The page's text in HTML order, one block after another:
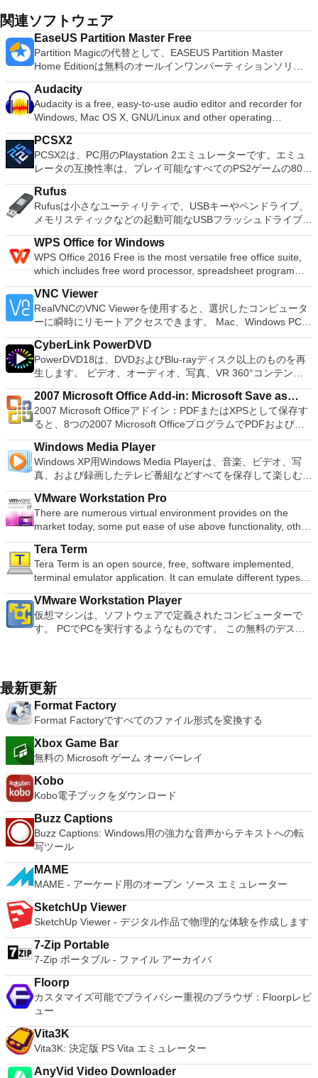
関連ソフトウェア
EaseUS Partition Master Free
Partition Magicの代替として、EASEUS Partition Master
Home Editionは無料のオールインワンパーティションソリュ
ーションおよびディスク管理ユーティリティです。パーティシ
ョンの拡張（特にシステムドライブ用）、ディスク領域の管
理、MBRおよびGUIDパーティションテーブル（GPT）ディス
クのディスク領域不足の問題の解決を可能にします。 パーテ
ィションのサイズ変更/移動システムドライブを拡張するディ
スクとパーティションをコピーパーティションをマージ分割パ
ーティション空き領域を再分配するダイナミックディスクの変
換パーティションを回復する
Audacity
Audacity is a free, easy-to-use audio editor and recorder for
Windows, Mac OS X, GNU/Linux and other operating
systems. You can use Audacity to: Record live audio. Convert
tapes and records into digital recordings or CDs. Edit Ogg
Vorbis, MP3, WAV or AIFF sound files. Cut, copy, splice or mix
sounds together. Change the speed or pitch of a recording.
Add new effects with LADSPA plug-ins. And more!
PCSX2
PCSX2は、PC用のPlaystation 2エミュレーターです。エミュ
レータの互換性率は、プレイ可能なすべてのPS2ゲームの80％
以上を誇っています。かなり強力なコンピューターを所有して
いる場合、PCSX2は優れたエミュレーターです。また、この
アプリケーションはローエンドコンピューターのサポートも提
供するため、Playstation 2コンソールのすべての所有者は、
PCで動作するゲームを見ることができます。 PCSX2エミュレ
ーターを使用すると、PS2コントローラーを使用して、本物の
プレイステーション体験をシミュレートできます。このアプリ
ケーションでは、ディスクからゲームを直接実行することも、
ハードドライブからISOイメージとして実行することもできま
す。 主な機能は次のとおりです。 Savestates：ボタンを1つ
押すだけで、ゲームの現在の「状態」を保存できます。 無制
限のメモリーカード：好きなだけメモリーカードを保存でき、
8MBから64MBまでの単一の物理カードに制限されなくなりま
した。 高解像度グラフィックス：PCSX2を使用すると、
1080pまたは4K HDでゲームをプレイできます。 全体とし
ゲームを高い精度でエミュレートでき、Windowsとエミュレ
ーターを切り替えることができます。欠点は、高速ゲームに苦
労し、時々フリーズまたはクラッシュすることです。* PCSX2
を使用するには、コンソールから抽出できるPlaystation 2
BIOSが必要です。
Rufus
Rufusは小さなユーティリティで、USBキーやペンドライブ、
メモリスティックなどの起動可能なUSBフラッシュドライブを
フォーマットおよび作成できます。 Rufusは、次のシナリオで
役立ちます。 Windows、Linux、およびUEFI用の起動可能な
ISOからUSBインストールメディアを作成する必要がある場
合。 OSがインストールされていないシステムで作業する必要
がある場合。 BIOSまたはその他のファームウェアをDOSから
フラッシュする必要がある場合。 低レベルのユーティリティ
を実行する必要がある場合。 Rufusは次の* ISOで動作しま
す：Arch Linux、Archbang、BartPE / pebuilder、CentOS、
Damn Small Linux、Fedora、FreeDOS、Gentoo、
gNewSense、Hiren&#39;s Boot CD、LiveXP、Knoppix、
Kubuntu、Linux Mint、NT Password Registry Editor、
OpenSUSE、Parted Magic、Slackware、Tails、Trinity
Rescue Kit、Ubuntu、Ultimate Boot CD、Windows XP（SP2
以降）、Windows Server 2003 R2、Windows Vista、
Windows 7、Windows 8。 *このリストは完全ではありませ
ア語、マレーシア語、セシュティナ、ダンスク、ドイツ語、英
語、スペイン語、フランス語、フルバツキー、イタリア語、ラ
トヴィエシュ、リエトゥビウ、マジャール、オランダ、ノルス
ク、ポルスキ、ポルトガル、ポルトガル、スロヴェンスキー、
スロベンツキー、スロヴェンスキーSrpski、Suomi、
Svenska、Türkçe。
WPS Office for Windows
WPS Office 2016 Free is the most versatile free office suite,
which includes free word processor, spreadsheet program
and presentation maker. With these three programs you will
easily be able to deal with any office related tasks. WPS
Office 2016 Free has multiple language support for English,
French, German, Spanish, Portuguese,Russian and Polish
languages. To switch between languages requires only a
single click! Despite being a free suite, WPS Office comes
with many innovative features, such as the paragraph
adjustment tool and multiple tabbed feature. It also has a PDF
converter, spell check and word count feature. WPS Office
2016 Personal Edition supports switching language UI,File
Roaming and Docer online templates. Key features include:
Writer Efficient word processor. Presentation Multimedia
presentations creator. Spreadsheets Powerful tool for data
processing and analysis. 100% compatible with MS Office
document file types (.docx, .pptx, .xlsx, etc.). Thousands of
support (iOS and Android). WPS Cloud Storage included.
Although it is a free suite, WPS Office 2016 Free comes with
many innovative features, including a useful a paragraph
adjustment tool int he Writer program. It has an Office to PDF
converter, automatic spell checking and word count features.
It also has some neat tools such as the Watermark in
document, and converting PowerPoint to Word document
support. Overall, WPS Office 2016 Free is a good alternative
to Microsoft's offering. The Writer program is a versatile word
processor; the Presentation program is an easy to use and
effective slide show maker that helps you to create impressive
VNC Viewer
RealVNCのVNC Viewerを使用すると、選択したコンピュータ
ーに瞬時にリモートアクセスできます。 Mac、Windows PC、
またはLinuxマシン、世界中のどこからでも。 VNC Viewerを
使用すると、コンピューターのデスクトップを表示したり、コ
ンピューターの前に直接座っているかのようにマウスとキーボ
ードを制御したりできます。 VNC Viewerは、インストールと
使用が簡単です。制御したいデバイスでインストーラーを実行
し、指示に従ってください。オプションで、Windowsでのリ
モート展開に使用可能なMSIがあります。デスクトッププラッ
トフォームにVNC Viewerをインストールする権限がない場合
は、スタンドアロンオプションを選択する必要があります。
主な機能は次のとおりです。 クラウドサービスを介してVNC
Connectを実行しているコンピューターに接続します。 Apple
Screen Sharing（ARD）などのサードパーティ製のVNC互換
ソフトウェアを実行しているコンピューターに直接接続しま
す。 各デバイスでVNC Viewerにサインインして、すべてのデ
バイス間の接続をバックアップおよび同期します。 仮想キー
の高度なキーが含まれています。 Bluetoothキーボードのサポ
ート。 VNC Connectサブスクリプションには、無料、有料、
試用の3つのバージョンがあります。 制御する必要のあるマシ
ンごとに、RealVNCのWebサイトにアクセスして、各コンピ
ューターにVNC Connectをダウンロードするだけです。次
に、RealVNCアカウントの資格情報を使用して、ローカルマ
シンでVNC Viewerにサインインします。そこから、コンピュ
ューターへのログインに使用するのと同じユーザー名とパスワ
ードを入力するだけです。 WIN 7,8,8.1,10をサポートしま
す。 VNC ViewerのMacバージョンをお探しですか？ここから
ダウンロード
CyberLink PowerDVD
PowerDVD18は、DVDおよびBlu-rayディスク以上のものを再
生します。 ビデオ、オーディオ、写真、VR 360°コンテン
ツ、さらにはYouTubeやVimeoにとっても、PowerDVD18は重
要なエンターテイメントの仲間です。 Ultra HD HDR TVとサ
ラウンドサウンドシステムの可能性を解き放ち、360°ビデオ
の増え続けるコレクションへのアクセスで仮想世界に没頭する
か、PCまたはラップトップでの比類のない再生サポートと独
自の強化により、どこにいても簡単にリラックスできます。
新機能は次のとおりです。 4K DHR向けに最適化 Ultra HD
Blu-ray、4K、HEVC / H.265およびHDR10コンテンツをサポー
ト全画面モードで21：9モニターで2.35：1の映画を見る常時
オンのミニビューでYouTubeライブを見る YouTubeおよび
Vimeoで4K HDRおよび360ビデオを再生 VRエクスペリエンス
の向上：Microsoft Mixed Realityヘッドセット、HTC、VIVE、
およびOculus Riftをサポート Fire TVとキャストのサポート
注：これは商用トライアルです。
2007 Microsoft Office Add-in: Microsoft Save as
PDF or XPS
2007 Microsoft Officeアドイン：PDFまたはXPSとして保存す
ると、8つの2007 Microsoft OfficeプログラムでPDFおよび
XPS形式にエクスポートして保存できます。このツールを使用
すると、これらのプログラムのサブセットでPDF形式および
XPS形式の電子メール添付ファイルとして送信することもでき
ます（特定の機能はプログラムによって異なります）。 この
ダウンロードは、次のOfficeプログラムで動作します。
Microsoft Office Access 2007。 Microsoft Office Excel 2007。
Microsoft Office InfoPath 2007。 Microsoft Office OneNote
2007。 Microsoft Office PowerPoint 2007。 Microsoft Office
Publisher 2007。 Microsoft Office Visio 2007。 Microsoft
Office Word 2007。 2007 Microsoft Officeプログラムのこの
Microsoft Save as PDFまたはXPSアドインは、2007 Microsoft
Office systemソフトウェアの補足条項であり、2007 Microsoft
Office systemソフトウェアのライセンス条項の対象となりま
す。 システム要件：サポートされているオペレーティングシ
ステム。 Windows Server 2003、Windows Vista、Windows
Windows Media Player
Windows XP用Windows Media Playerは、音楽、ビデオ、写
真、および録画したテレビ番組などすべてを保存して楽しむ最
適な機能を搭載しています。 再生、表示、外出先で楽しむた
めのポータブル デバイスとの同期、さらには家中のデバイス
との共有も、すべて1か所で行えます。 シンプルなデザイン -
まったく新しい外観でデジタル エンターテイメントを楽しめ
ます。 大好きな音楽をより多く - デジタル音楽体験がさらに
楽しくなります。 エンターテイメントをすべて1つの場所に -
音楽、ビデオ、写真、録画したテレビ番組をすべて保存して楽
しめます。 どこでも楽しめる - どこにいても音楽、ビデオ、
写真にアクセスできます。
VMware Workstation Pro
There are numerous virtual environment provides on the
market today, some put ease of use above functionality, other
place integration above stability. VMware Workstation Pro is
the easiest to use, the fastest and the most reliable app when
it comes to evaluating a new OS, or new software apps and
patches, in an isolated and safe virtualized environment. Key
Features include: Powerful 3D Graphics - DirectX 10* and
OpenGL 3.3 support. VMware Compatibility - Create one; Run
anywhere on VMware software. vSphere and vCloud Air
Support - Drag and drop VMs between environments.
Haswell CPU support. Enterprise Quality Virtual Machines -
16 vCPUs, 8TB virtual disks, and 64GB memory. Enhanced
IPv6 Support - IPv6-to-IPv4 NAT (6to4 and 4to6). Virtual
Machine Video Memory - Up to 2GB. Enhanced Connectivity -
USB 3.0, Bluetooth, HD audio, printers, and Skype support.
High Resolution Displays - 4K UHD and QHD+ support.
who are a little skeptical about making the leap over to
Windows 10. By utilizing an app like this, you'll get to try out
all of Windows 10's new features in a safe sandboxed
environment, without the need to install the OS natively.
VMware Workstation Pro doesn't just support Microsofts OS,
you can also install Linux VMs, including Ubuntu, Red Hat,
Fedora, and lots of other distributions as well. Overall,
Workstation Pro offers high performance, strong reliability,
and cutting edge features that make it stand out from the
crowd. The full version is a little pricey, but you do get what
you pay for.
Tera Term
Tera Term is an open source, free, software implemented,
terminal emulator application. It can emulate different types of
computer terminals, from DEC VT100 to DEC VT382, and it
supports telnet, SSH 1 & 2 and serial port connections. It also
has a built-in macro scripting language and some other useful
plugins. Key features include: Automatically creates logs with
remote Telnet or SSH hosts. It sports a clean and crisp layout
that is easy to work with. The application does not take a long
time to wrap your head around and is also very light on
system resources. So, if you need a free terminal emulator,
which is easy to master and supports remote Telnet or SSH
host connections then Tera Term is a good choice.
VMware Workstation Player
仮想マシンは、ソフトウェアで定義されたコンピューターで
す。 PCでPCを実行するようなものです。 この無料のデスク
主な機能は次のとおりです。 1台のPCで複数のオペレーティ
ングシステムを同時に実行します。 インストールや構成の問
題なしに、事前構成された製品の利点を体験してください。
ホストコンピューターと仮想マシン間でデータを共有します。
32ビットと64ビットの両方の仮想マシンを実行します。 2-
way Virtual SMPを活用します。 サードパーティの仮想マシン
とイメージを使用します。 ホストコンピューターと仮想マシ
ン間でデータを共有します。 幅広いホストおよびゲストオペ
レーティングシステムのサポート。 USB 2.0デバイスのサポー
ト。 起動時にアプライアンス情報を取得します。 直感的なホ
ームページインターフェイスを介して仮想マシンに簡単にアク
セスできます。 VMware Playerは、Microsoft Virtual Server仮
想マシンまたはMicrosoft Virtual PC仮想マシンもサポートして
最新更新
Format Factory
Format Factoryですべてのファイル形式を変換する
Xbox Game Bar
無料の Microsoft ゲーム オーバーレイ
Kobo
Kobo電子ブックをダウンロード
Buzz Captions
Buzz Captions: Windows用の強力な音声からテキストへの転
写ツール
MAME
MAME - アーケード用のオープン ソース エミュレーター
SketchUp Viewer
SketchUp Viewer - デジタル作品で物理的な体験を作成します
7-Zip Portable
7-Zip ポータブル - ファイル アーカイバ
Floorp
カスタマイズ可能でプライバシー重視のブラウザ：Floorpレビ
ュー
Vita3K
Vita3K: 決定版 PS Vita エミュレーター
AnyVid Video Downloader